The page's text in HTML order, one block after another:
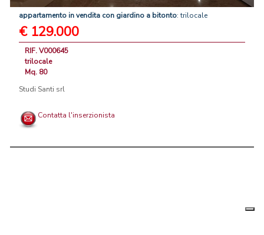
appartamento invendita con giardino a bitonto: trilocale
€ 129.000
RIF. V000645
trilocale
Mq. 80
Studi Santi srl
Contatta l'inserzionista